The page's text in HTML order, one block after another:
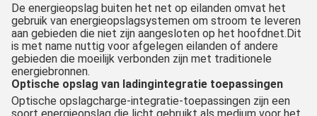
De energieopslag buiten het net op eilanden omvat het
gebruik van energieopslagsystemen om stroom te leveren
aan gebieden die niet zijn aangesloten op het hoofdnet.Dit
is met name nuttig voor afgelegen eilanden of andere
gebieden die moeilijk verbonden zijn met traditionele
energiebronnen.
Optische opslag van ladingintegratie toepassingen
Optische opslagcharge-integratie-toepassingen zijn een
soort energieopslag die licht gebruikt als medium voor het